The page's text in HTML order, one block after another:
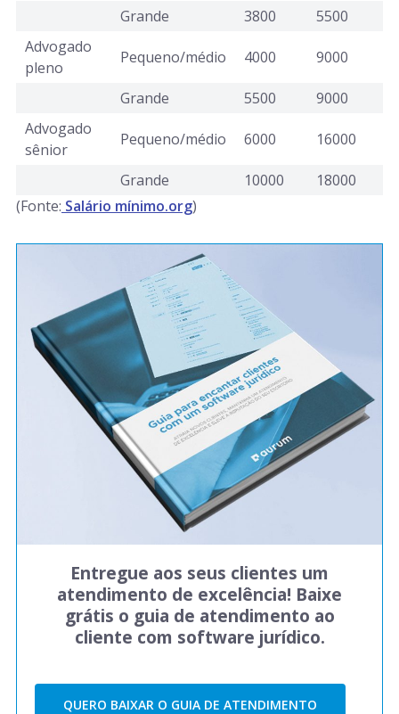
Grande 3800
5500
Advogado
pleno
Pequeno/médio 4000 9000
Grande 5500
9000
Advogado
sênior
Pequeno/médio 6000 16000
Grande 10000
18000
(Fonte: Salário mínimo.org)
Entregue aos seus clientes um
atendimento de excelência! Baixe
grátis o guia de atendimento ao
cliente com software jurídico.
QUERO BAIXAR O GUIA DE ATENDIMENTO